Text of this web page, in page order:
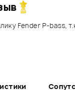
Fender P-bass,